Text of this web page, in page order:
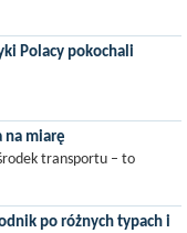
zdajesz sobie
życie ma rower. Nie
Polacy pokochali
na szlaku
uśmiech pobłażania. Dziś?
na miarę
transportu – to
solidne narzędzie
po różnych typach i